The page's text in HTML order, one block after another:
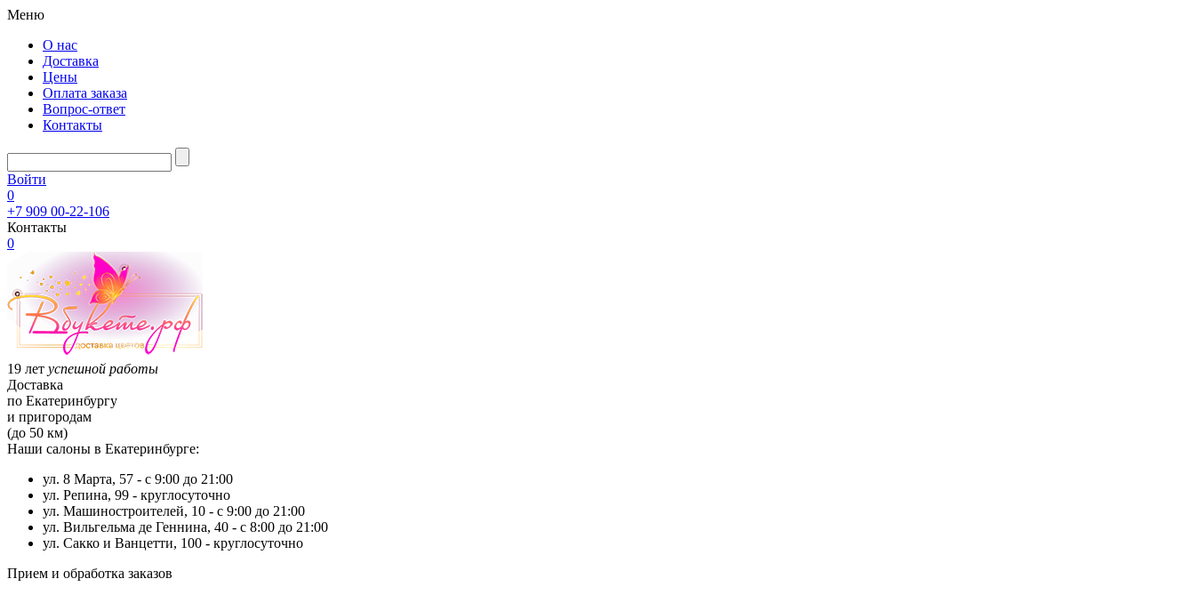
Меню
О нас
Доставка
Цены
Оплата заказа
Вопрос-ответ
Контакты
Войти
0
+7 909 00-22-106
Контакты
0
19 лет успешной работы
Доставка
по Екатеринбургу
и пригородам
(до 50 км)
Наши салоны в Екатеринбурге:
ул. 8 Марта, 57 - с 9:00 до 21:00
ул. Репина, 99 - круглосуточно
ул. Машиностроителей, 10 - с 9:00 до 21:00
ул. Вильгельма де Геннина, 40 - с 8:00 до 21:00
ул. Сакко и Ванцетти, 100 - круглосуточно
Прием и обработка заказов